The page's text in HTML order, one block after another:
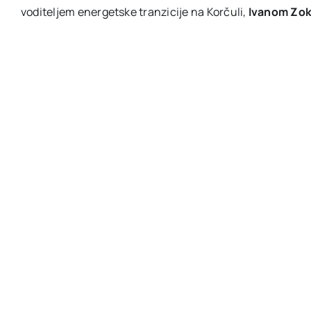
voditeljem energetske tranzicije na Korčuli, Ivanom